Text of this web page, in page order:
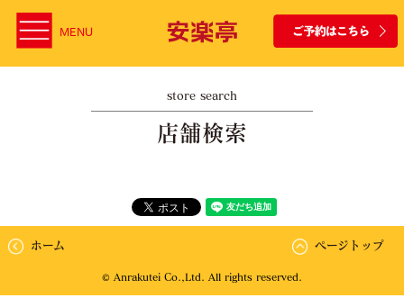
MENU
store search
店舗検索
ホーム ページトップ
© Anrakutei Co.,Ltd. All rights reserved.